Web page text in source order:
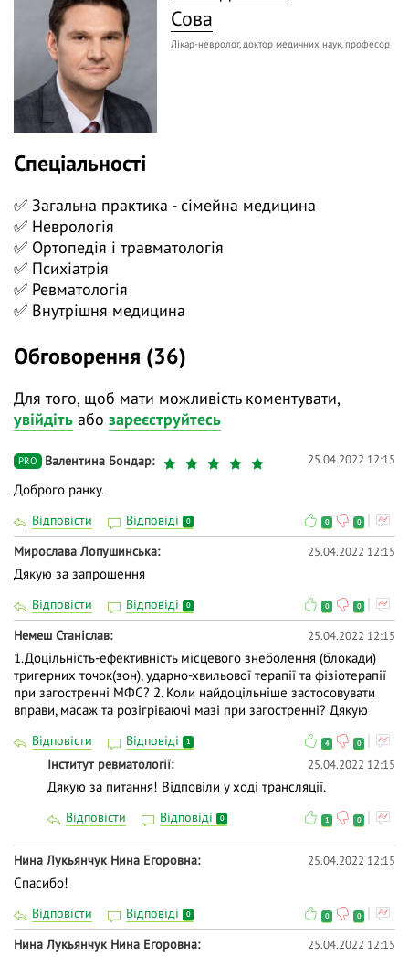
розкажемо про:
🟢 діагностику міофасціального больового
синдрому;
🟢 діагностику фіброміалгії;
🟢 підходи до лікування міофасціального
больового синдрому та фіброміалгії;
❓ Поставте питання на тему вебінару лекторам у
коментарях і ми відповімо на них у ході трансляції.
👍 Долучайтеся до діалогу, задавайте питання та
висловлюйте власну думку - зробіть навчання
дієвішим. Ми намагаємось відповідати і після
вебінарів.
Сова
Лікар-невролог, доктор медичних наук, професор
Спеціальності
✅ Загальна практика - сімейна медицина
✅ Неврологія
✅ Ортопедія і травматологія
✅ Психіатрія
✅ Ревматологія
✅ Внутрішня медицина
Обговорення (36)
Для того, щоб мати можливість коментувати,
увійдіть або зареєструйтесь
PRO Валентина Бондар 25.04.2022 12:15
Доброго ранку.
Відповісти Відповіді 0 0 0
Мирослава Лопушинська 25.04.2022 12:15
Дякую за запрошення
Відповісти Відповіді 0 0 0
Немеш Станіслав 25.04.2022 12:15
1.Доцільність-ефективність місцевого знеболення (блокади)
тригерних точок(зон), ударно-хвильової терапії та фізіотерапії
при загостренні МФС? 2. Коли найдоцільніше застосовувати
вправи, масаж та розігріваючі мазі при загостренні? Дякую
Відповісти Відповіді 1 4 0
Інститут ревматології 25.04.2022 12:15
Дякую за питання! Відповіли у ході трансляції.
Відповісти Відповіді 0 1 0
Нина Лукьянчук Нина Егоровна 25.04.2022 12:15
Спасибо!
Відповісти Відповіді 0 0 0
Нина Лукьянчук Нина Егоровна 25.04.2022 12:15